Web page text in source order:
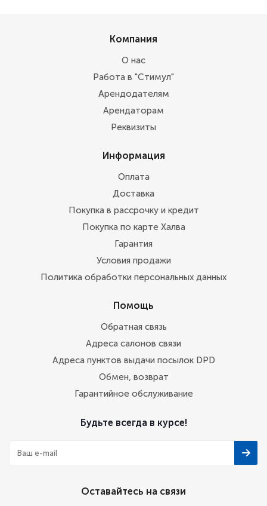
Компания
О нас
Работа в "Стимул"
Арендодателям
Арендаторам
Реквизиты
Информация
Оплата
Доставка
Покупка в рассрочку и кредит
Покупка по карте Халва
Гарантия
Условия продажи
Политика обработки персональных данных
Помощь
Обратная связь
Адреса салонов связи
Адреса пунктов выдачи посылок DPD
Обмен, возврат
Гарантийное обслуживание
Будьте всегда в курсе!
Оставайтесь на связи